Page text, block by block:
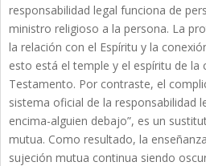
responsabilidad legal funciona de
ministro religioso a la persona. La
la relación con el Espíritu y la
esto está el temple y el espíritu de la
Testamento. Por contraste, el
sistema oficial de la responsabilidad
encima-alguien debajo”, es un
mutua. Como resultado, la
sujeción mutua continua siendo